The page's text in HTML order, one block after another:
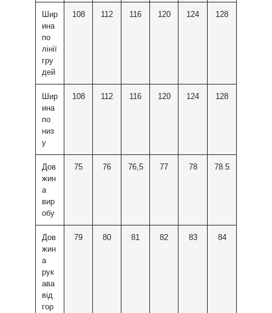
Шир
ина
по
лінії
гру
дей
108 112 116 120 124 128
Шир
ина
по
низ
у
108 112 116 120 124 128
Дов
жин
а
вир
обу
75 76 76,5 77 78 78.5
Дов
жин
а
рук
ава
від
гор
79 80 81 82 83 84